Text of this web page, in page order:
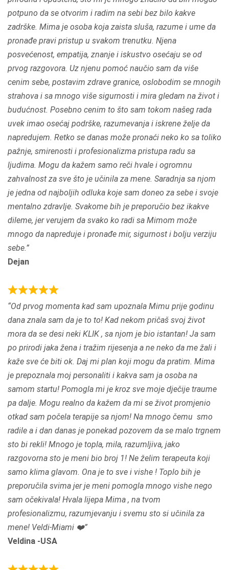
5
potpuno da se otvorim i radim na sebi bez bilo kakve
zadrške. Mima je osoba koja zaista sluša, razume i ume da
pronađe pravi pristup u svakom trenutku. Njena
posvećenost, empatija, znanje i iskustvo osećaju se od
prvog razgovora. Uz njenu pomoć naučio sam da više
cenim sebe, postavim zdrave granice, oslobodim se mnogih
strahova i sa mnogo više sigurnosti i mira gledam na život i
budućnost. Posebno cenim to što sam tokom našeg rada
uvek imao osećaj podrške, razumevanja i iskrene želje da
napredujem. Retko se danas može pronaći neko ko sa toliko
pažnje, smirenosti i profesionalizma pristupa radu sa
ljudima. Mogu da kažem samo reči hvale i ogromnu
zahvalnost za sve što je učinila za mene. Saradnja sa njom
je jedna od najboljih odluka koje sam doneo za sebe i svoje
mentalno zdravlje. Svakome bih je preporučio bez ikakve
dileme, jer verujem da svako ko radi sa Mimom može
mnogo da napreduje i pronađe mir, sigurnost i bolju verziju
sebe.
Dejan
R
a
t
e
d
5
,
0
o
u
t
o
f
5
Od prvog momenta kad sam upoznala Mimu prije godinu
dana znala sam da je to to! Kad nekom pričaš svoj život
mora da se desi neki KLIK , sa njom je bio istantan! Ja sam
po prirodi jaka žena i tražim rijesenja a ne neko da me žali i
kaže sve će biti ok. Daj mi plan koji mogu da pratim. Mima
je prepoznala moj personaliti i kakva sam ja osoba na
samom startu! Pomogla mi je kroz sve moje dječije traume
pa dalje. Mogu realno da kažem da mi se život promjenio
otkad sam počela terapije sa njom! Na mnogo čemu smo
radile a i dan danas je ponekad pozovem da se malo trgnem
sto bi rekli! Mnogo je topla, mila, razumljiva, jako
razgovorna sto je meni bio broj 1! Ne želim terapeuta koji
samo klima glavom. Ona je to sve i vishe ! Toplo bih je
preporučila svima jer je meni pomogla mnogo vishe nego
sam očekivala! Hvala lijepa Mima , na tvom
profesionalizmu, razumjevanju i svemu sto si učinila za
mene! Veldi-Miami ❤️
Veldina -USA